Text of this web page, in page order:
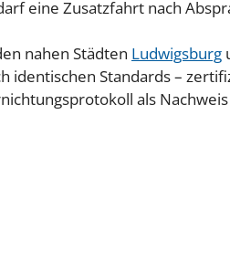
eine Zusatzfahrt nach
nahen Städten Ludwigsburg
identischen Standards –
als